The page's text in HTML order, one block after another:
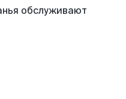
обслуживают